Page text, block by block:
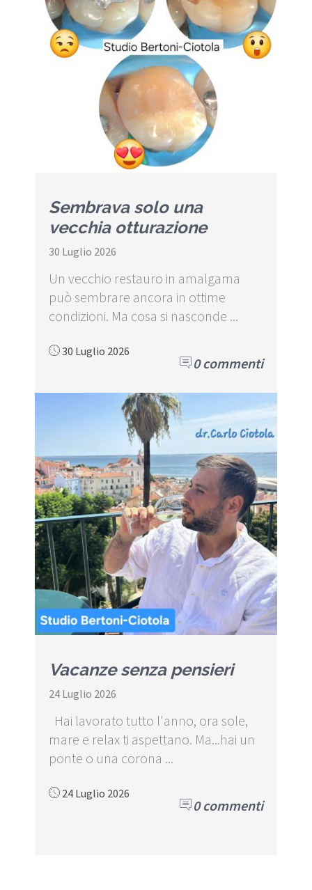
Sembrava solo una
vecchia otturazione
30 Luglio 2026
Un vecchio restauro in amalgama
può sembrare ancora in ottime
condizioni. Ma cosa si nasconde ...
30 Luglio 2026
0 commenti
Vacanze senza pensieri
24 Luglio 2026
Hai lavorato tutto l'anno, ora sole,
mare e relax ti aspettano. Ma...hai un
ponte o una corona ...
24 Luglio 2026
0 commenti